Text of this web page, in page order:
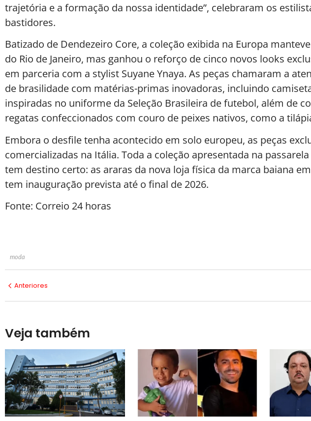
trajetória e a formação da nossa identidade”, celebraram os
bastidores.
Batizado de Dendezeiro Core, a coleção exibida na Europa
do Rio de Janeiro, mas ganhou o reforço de cinco novos looks
em parceria com a stylist Suyane Ynaya. As peças chamaram a
de brasilidade com matérias-primas inovadoras, incluindo
inspiradas no uniforme da Seleção Brasileira de futebol, além de
regatas confeccionados com couro de peixes nativos, como a
Embora o desfile tenha acontecido em solo europeu, as peças
comercializadas na Itália. Toda a coleção apresentada na
tem destino certo: as araras da nova loja física da marca baiana
tem inauguração prevista até o final de 2026.
Fonte: Correio 24 horas
moda
Anteriores
Veja também